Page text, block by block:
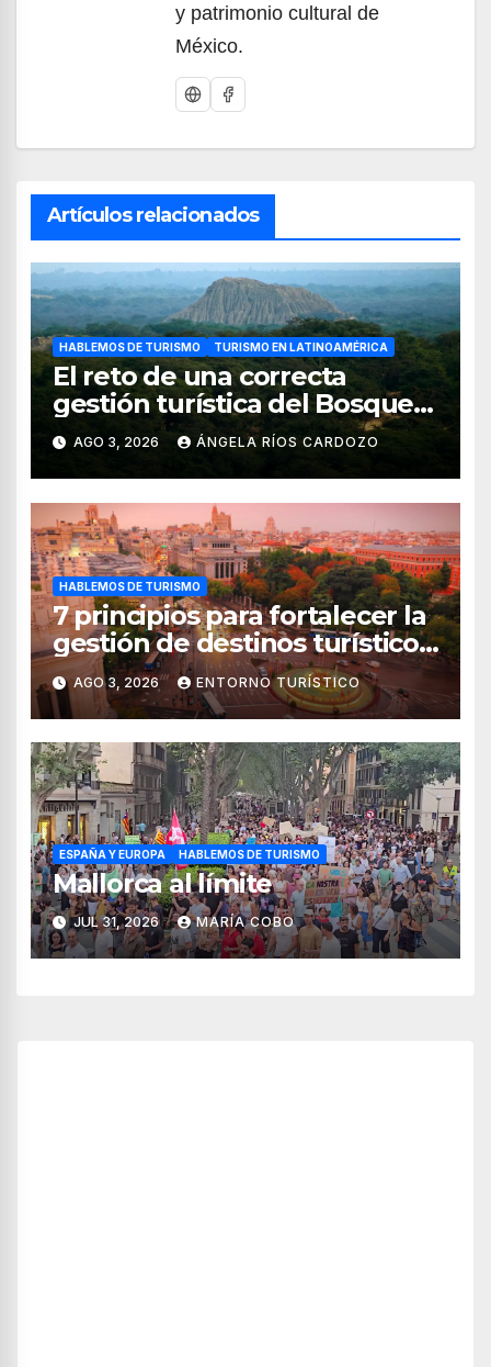
y patrimonio cultural de
México.
Artículos relacionados
HABLEMOS DE TURISMO TURISMO EN LATINOAMÉRICA
El reto de una correcta
gestión turística del Bosque
de Pomac (en Perú)
AGO 3, 2026 ÁNGELA RÍOS CARDOZO
HABLEMOS DE TURISMO
7 principios para fortalecer la
gestión de destinos turísticos,
según el WTTC
AGO 3, 2026 ENTORNO TURÍSTICO
ESPAÑA Y EUROPA HABLEMOS DE TURISMO
Mallorca al límite
JUL 31, 2026 MARÍA COBO